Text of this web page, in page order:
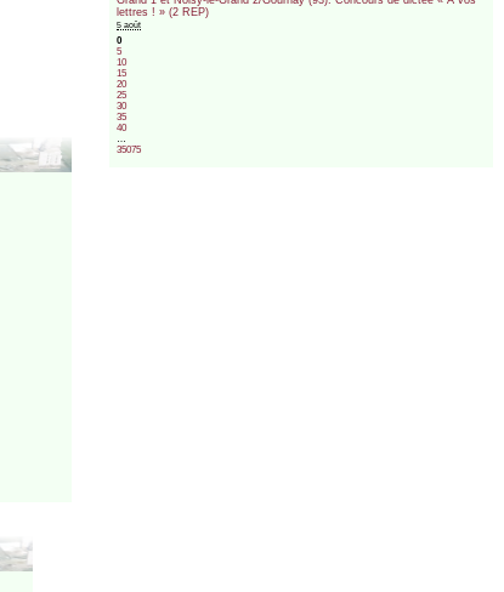
lettres ! » (2 REP)
5 août
0
5
10
15
20
25
30
35
40
35075